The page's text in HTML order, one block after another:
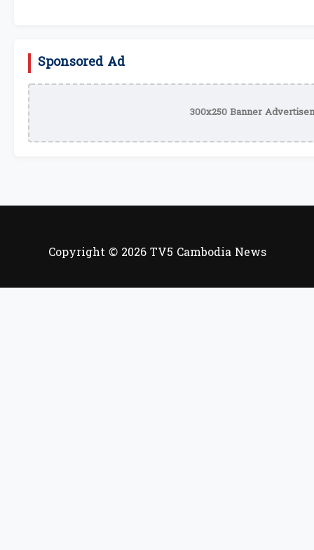
Sponsored Ad
300x250 Banner
Copyright © 2026 TV5 Cambodia News